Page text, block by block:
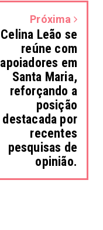
Próxima
Celina Leão se
reúne com
apoiadores em
Santa Maria,
reforçando a
posição
destacada por
recentes
pesquisas de
opinião.